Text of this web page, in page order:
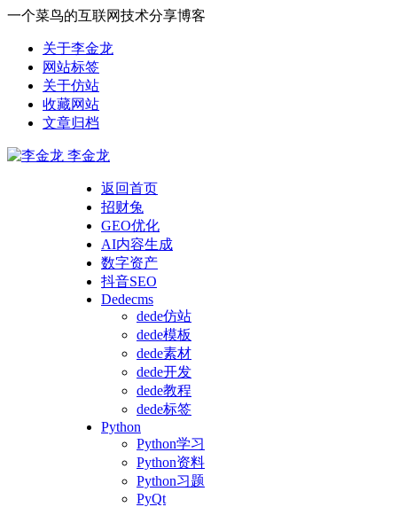
一个菜鸟的互联网技术分享博客
关于李金龙
网站标签
关于仿站
收藏网站
文章归档
李金龙
返回首页
招财兔
GEO优化
AI内容生成
数字资产
抖音SEO
Dedecms
dede仿站
dede模板
dede素材
dede开发
dede教程
dede标签
Python
Python学习
Python资料
Python习题
PyQt